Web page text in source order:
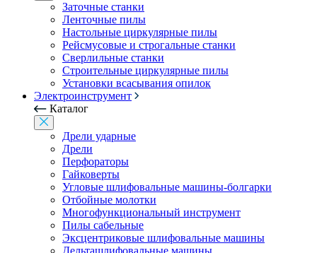
Заточные станки
Ленточные пилы
Настольные циркулярные пилы
Рейсмусовые и строгальные станки
Сверлильные станки
Строительные циркулярные пилы
Установки всасывания опилок
Электроинструмент
Каталог
Дрели ударные
Дрели
Перфораторы
Гайковерты
Угловые шлифовальные машины-болгарки
Отбойные молотки
Многофункциональный инструмент
Пилы сабельные
Эксцентриковые шлифовальные машины
Дельташлифовальные машины